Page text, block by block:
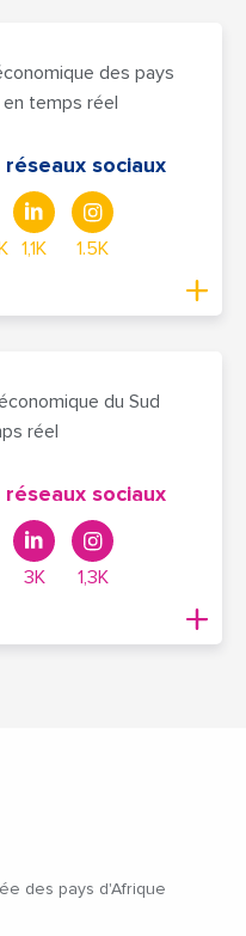
des pays
temps réel
sociaux
1,1K 1.5K
du Sud
réel
sociaux
3K 1,3K
des pays d'Afrique